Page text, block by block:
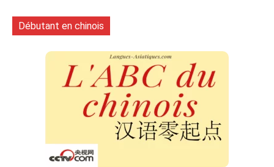
Débutant en chinois